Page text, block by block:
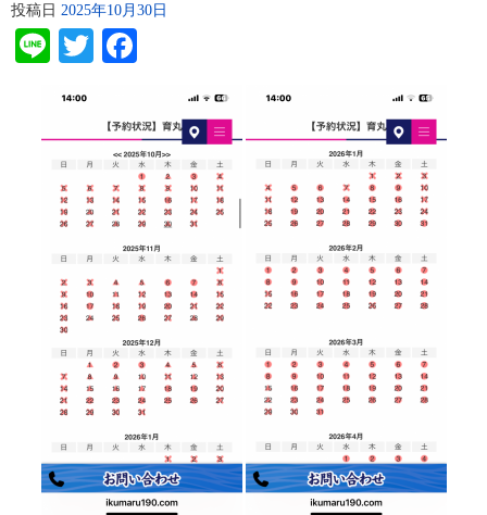
投稿日 2025年10月30日
LineTwitter